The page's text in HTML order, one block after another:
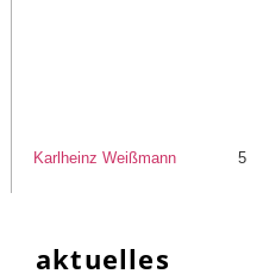
Karlheinz Weißmann 5
aktuelles